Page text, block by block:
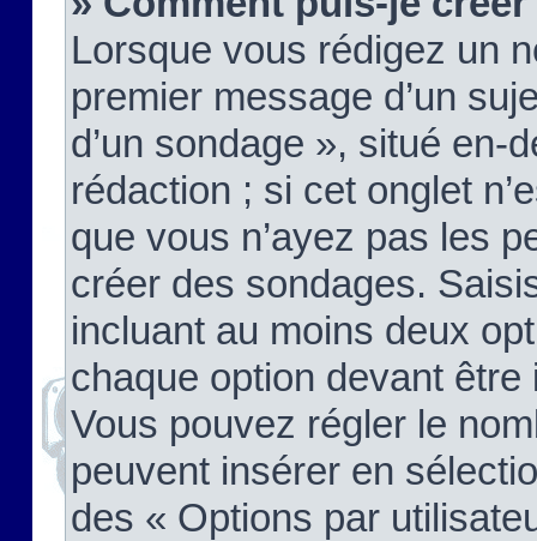
Lorsque vous rédigez un
premier message d’un
d’un sondage », situé en-
rédaction ; si cet onglet
que vous n’ayez pas les
créer des sondages.
incluant au moins deux
chaque option devant
Vous pouvez régler le
peuvent insérer en
des « Options par